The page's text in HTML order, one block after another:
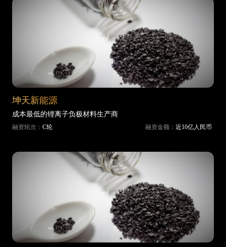
坤天新能源
成本最低的锂离子负极材料生产商
融资轮次： C轮 融资金额： 近10亿人民币